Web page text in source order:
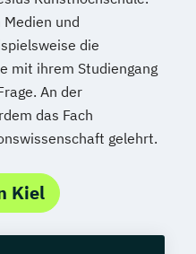
und
die
mit ihrem Studiengang
An der
das Fach
gelehrt.
Kiel